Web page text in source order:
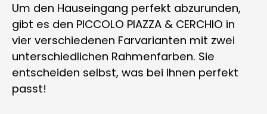
Um den Hauseingang perfekt abzurunden,
gibt es den PICCOLO PIAZZA & CERCHIO in
vier verschiedenen Farvarianten mit zwei
unterschiedlichen Rahmenfarben. Sie
entscheiden selbst, was bei Ihnen perfekt
passt!